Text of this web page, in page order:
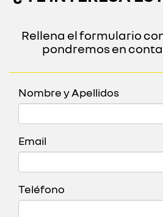
Rellena el formulario
pondremos en
Nombre y Apellidos
Email
Teléfono